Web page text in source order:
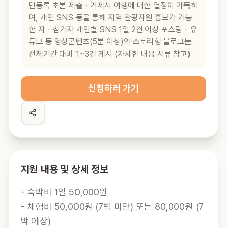
민등록 초본 제출 - 거제시 여행에 대한 열정이 가득하
며, 개인 SNS 등을 통해 지역 관광자원 홍보가 가능
한 자 - 참가자 개인별 SNS 1일 2건 이상 포스팅 - 유
튜브 등 영상콘텐츠(5분 이상)와 스토리형 블로그는
전체기간 대비 1~3건 게시 (자세한 내용 서류 참고)
신청하러 가기
지원 내용 및 상세 정보
- 숙박비 1일 50,000원
- 체험비 50,000원 (7박 미만) 또는 80,000원 (7
박 이상)